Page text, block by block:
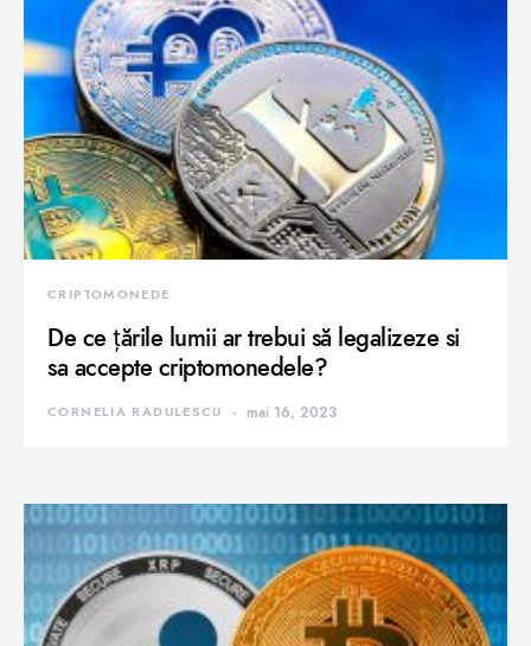
CRIPTOMONEDE
De ce țările lumii ar trebui să legalizeze si
sa accepte criptomonedele?
CORNELIA RADULESCU mai 16, 2023